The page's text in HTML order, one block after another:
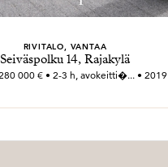
RIVITALO, VANTAA
Seiväspolku 14, Rajakylä
000 € • 2-3 h, avokeitti�... • 2019